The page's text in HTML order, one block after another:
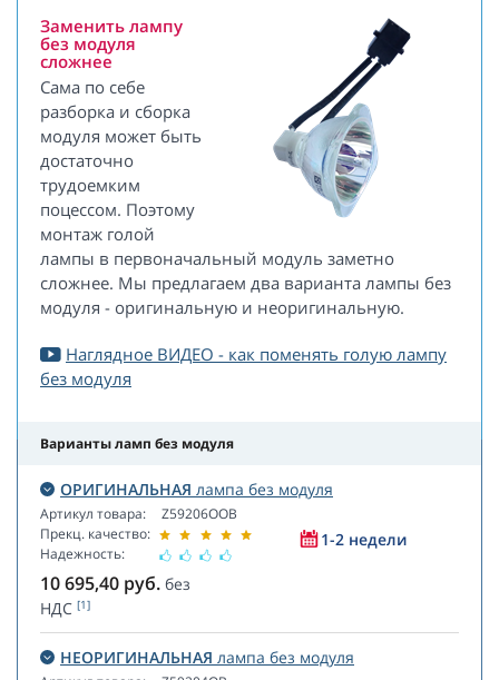
Заменить лампу
без модуля
сложнее
Сама по себе
разборка и сборка
модуля может быть
достаточно
трудоемким
поцессом. Поэтому
монтаж голой
лампы в первоначальный модуль заметно
сложнее. Мы предлагаем два варианта лампы без
модуля - оригинальную и неоригинальную.
Наглядное ВИДЕО - как поменять голую лампу
без модуля
Варианты ламп без модуля
ОРИГИНАЛЬНАЯ лампа без модуля
Артикул товара:
Прекц. качество:
Надежность:
Z59206OOB
1-2 недели
10 695,40 руб. без
НДС [1]
НЕОРИГИНАЛЬНАЯ лампа без модуля